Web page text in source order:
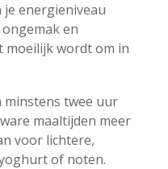
energieniveau
en
moeilijk wordt om in
minstens twee uur
maaltijden meer
voor lichtere,
of noten.